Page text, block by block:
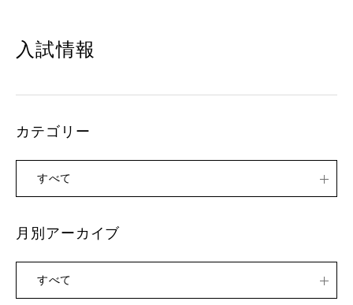
入試情報
カテゴリー
すべて
月別アーカイブ
すべて